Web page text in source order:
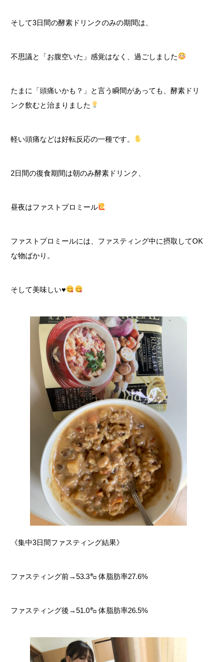
そして3日間の酵素ドリンクのみの期間は、
不思議と「お腹空いた」感覚はなく、過ごしました
たまに「頭痛いかも？」と言う瞬間があっても、酵素ドリ
ンク飲むと治まりました
軽い頭痛などは好転反応の一種です。
2日間の復食期間は朝のみ酵素ドリンク、
昼夜はファストプロミール
ファストプロミールには、ファスティング中に摂取してOK
な物ばかり。
そして美味しい♥
《集中3日間ファスティング結果》
ファスティング前→53.3㌔ 体脂肪率27.6%
ファスティング後→51.0㌔ 体脂肪率26.5%